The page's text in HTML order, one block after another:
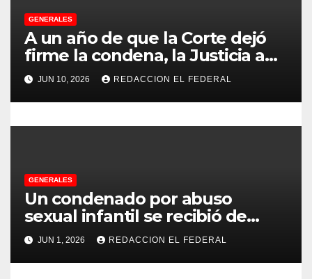
a
s
GENERALES
A un año de que la Corte dejó
firme la condena, la Justicia aún
no pudo decomisarle ni un peso
a CFK
JUN 10, 2026 REDACCION EL FEDERAL
GENERALES
Un condenado por abuso
sexual infantil se recibió de
psicopedagogo dentro del
Servicio Penitenciario de La
Rioja
JUN 1, 2026 REDACCION EL FEDERAL